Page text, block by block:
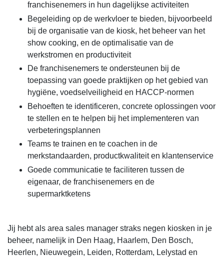
franchisenemers in hun dagelijkse activiteiten
Begeleiding op de werkvloer te bieden, bijvoorbeeld
bij de organisatie van de kiosk, het beheer van het
show cooking, en de optimalisatie van de
werkstromen en productiviteit
De franchisenemers te ondersteunen bij de
toepassing van goede praktijken op het gebied van
hygiëne, voedselveiligheid en HACCP-normen
Behoeften te identificeren, concrete oplossingen voor
te stellen en te helpen bij het implementeren van
verbeteringsplannen
Teams te trainen en te coachen in de
merkstandaarden, productkwaliteit en klantenservice
Goede communicatie te faciliteren tussen de
eigenaar, de franchisenemers en de
supermarktketens
Jij hebt als area sales manager straks negen kiosken in je
beheer, namelijk in Den Haag, Haarlem, Den Bosch,
Heerlen, Nieuwegein, Leiden, Rotterdam, Lelystad en